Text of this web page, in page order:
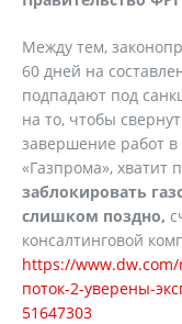
Между тем,
60 дней на
подпадают под
на то, чтобы
завершение работ
«Газпрома», хватит
заблокировать
слишком поздно,
консалтинговой
https://
поток-2-уверены-
51647303